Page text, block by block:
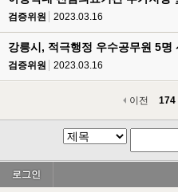
검증위원 2023.03.16
강릉시, 적극행정 우수공무원 5명
검증위원 2023.03.16
이전 174
로그인